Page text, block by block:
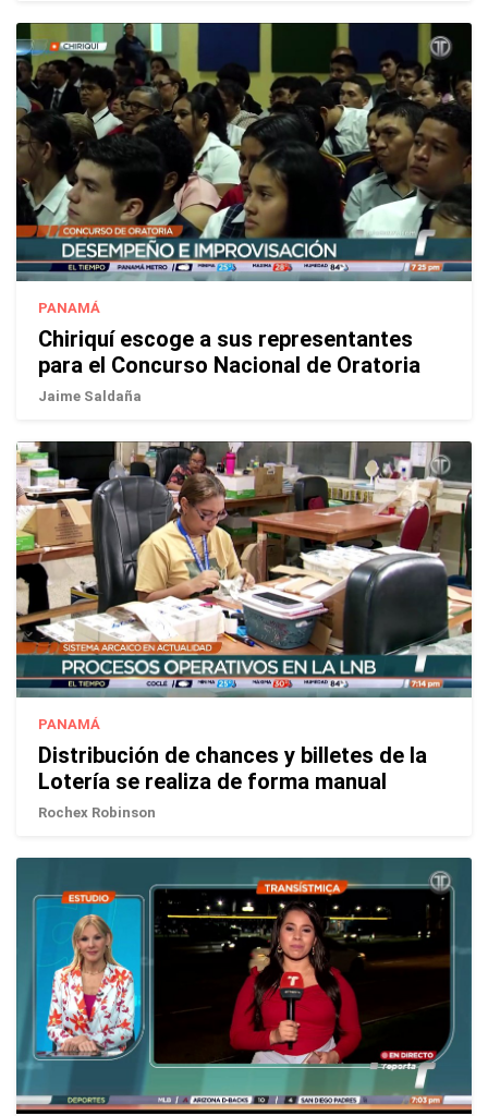
PANAMÁ
Chiriquí escoge a sus representantes
para el Concurso Nacional de Oratoria
Jaime Saldaña
PANAMÁ
Distribución de chances y billetes de la
Lotería se realiza de forma manual
Rochex Robinson